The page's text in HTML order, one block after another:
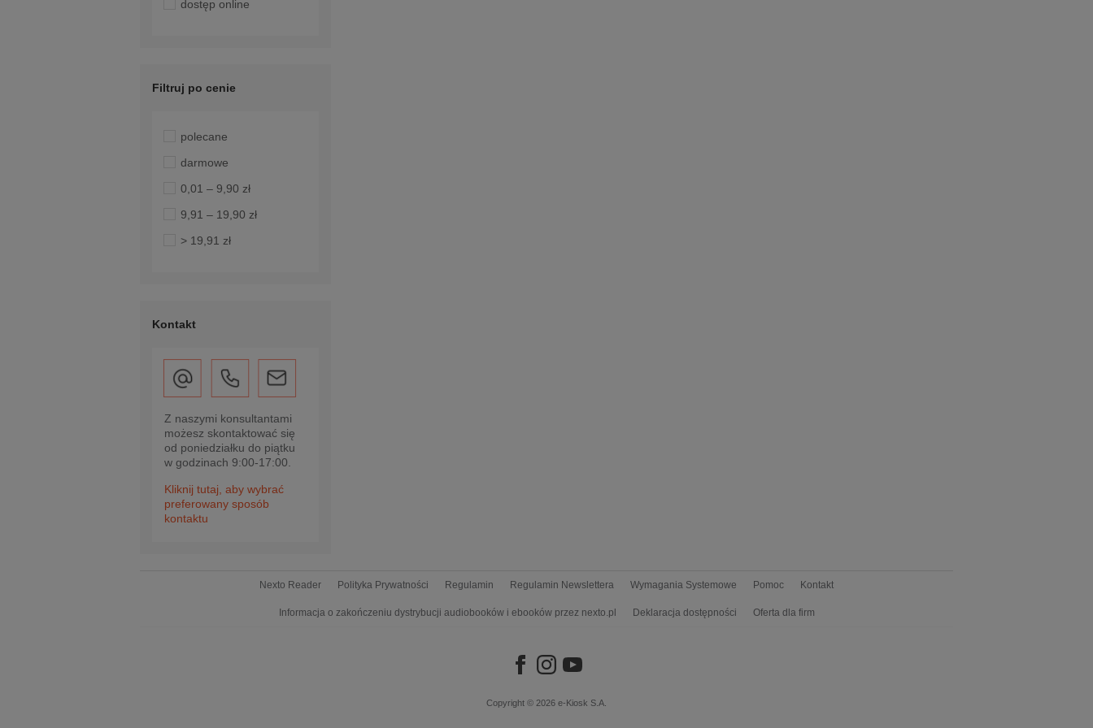
dostęp online
Filtruj po cenie
polecane
darmowe
0,01 – 9,90 zł
9,91 – 19,90 zł
> 19,91 zł
Kontakt
Z naszymi konsultantami
możesz skontaktować się
od poniedziałku do piątku
w godzinach 9:00-17:00.
Kliknij tutaj, aby wybrać
preferowany sposób
kontaktu
Nexto Reader Polityka Prywatności Regulamin Regulamin Newslettera Wymagania Systemowe Pomoc Kontakt
Informacja o zakończeniu dystrybucji audiobooków i ebooków przez nexto.pl Deklaracja dostępności Oferta dla firm
Copyright © 2026 e-Kiosk S.A.